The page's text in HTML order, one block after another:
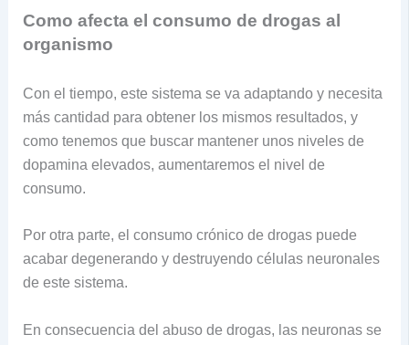
Como afecta el consumo de drogas al
organismo
Con el tiempo, este sistema se va adaptando y necesita
más cantidad para obtener los mismos resultados, y
como tenemos que buscar mantener unos niveles de
dopamina elevados, aumentaremos el nivel de
consumo.
Por otra parte, el consumo crónico de drogas puede
acabar degenerando y destruyendo células neuronales
de este sistema.
En consecuencia del abuso de drogas, las neuronas se